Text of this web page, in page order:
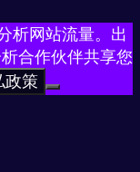
析网站流量。出
合作伙伴共享您
政策